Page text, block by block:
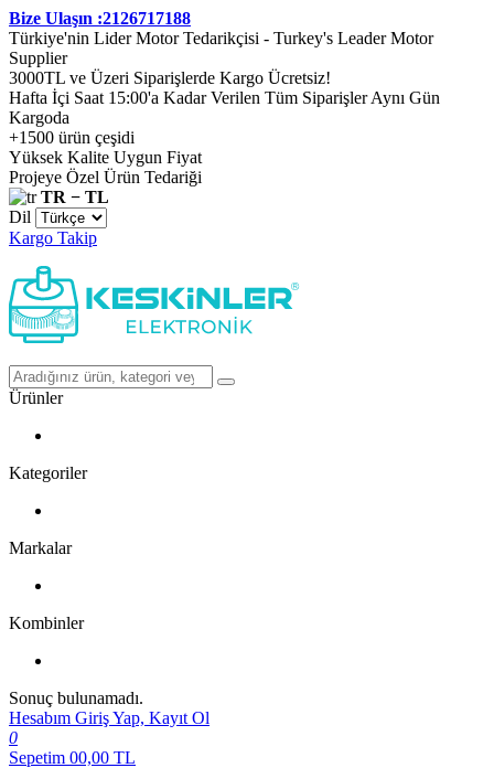
Bize Ulaşın :2126717188
Türkiye'nin Lider Motor Tedarikçisi - Turkey's Leader Motor
Supplier
3000TL ve Üzeri Siparişlerde Kargo Ücretsiz!
Hafta İçi Saat 15:00'a Kadar Verilen Tüm Siparişler Aynı Gün
Kargoda
+1500 ürün çeşidi
Yüksek Kalite Uygun Fiyat
Projeye Özel Ürün Tedariği
TR − TL
Dil
Kargo Takip
Ürünler
Kategoriler
Markalar
Kombinler
Sonuç bulunamadı.
Hesabım Giriş Yap, Kayıt Ol
0
Sepetim 00,00 TL